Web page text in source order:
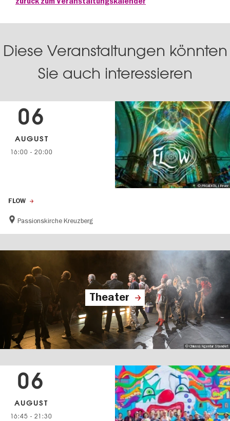
Diese Veranstaltungen könnten
Sie auch interessieren
FLOW
Passionskirche Kreuzberg
06
AUGUST
16:00 - 20:00
© PROJEKTIL I Fever
Theater
© Chiussi/Agentur StandArt
06
AUGUST
16:45 - 21:30